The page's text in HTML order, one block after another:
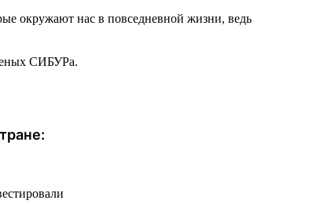
окружают нас в повседневной жизни, ведь
СИБУРа.